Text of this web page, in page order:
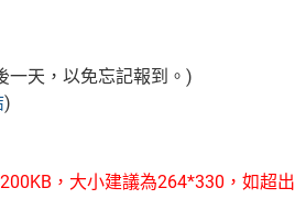
一天，以免忘記報到。)
)
，大小建議為264*330，如超